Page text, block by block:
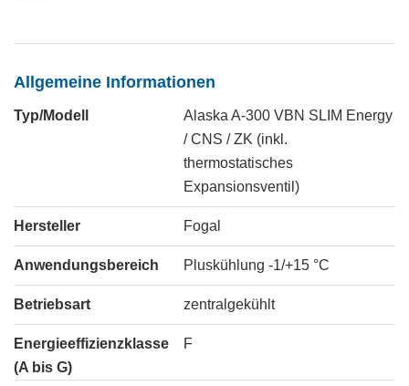
Allgemeine Informationen
Typ/Modell
Alaska A-300 VBN SLIM Energy
/ CNS / ZK (inkl.
thermostatisches
Expansionsventil)
Hersteller Fogal
Anwendungsbereich Pluskühlung -1/+15 °C
Betriebsart zentralgekühlt
Energieeffizienzklasse
(A bis G)
F